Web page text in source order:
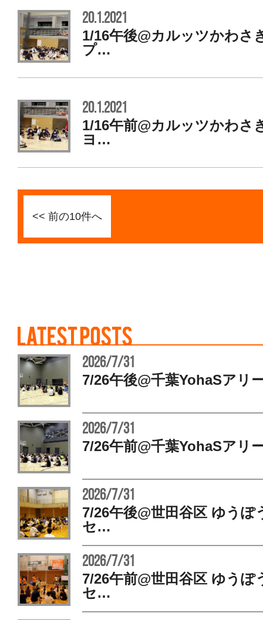
20.1.2021
1/16午後@カルッツかわ
プ…
20.1.2021
1/16午前@カルッツかわ
ヨ…
<< 前の10件へ
2026/7/31
7/26午後@千葉YohaSア
2026/7/31
7/26午前@千葉YohaSア
2026/7/31
7/26午後@世田谷区 ゆうぽ
セ…
2026/7/31
7/26午前@世田谷区 ゆうぽ
セ…